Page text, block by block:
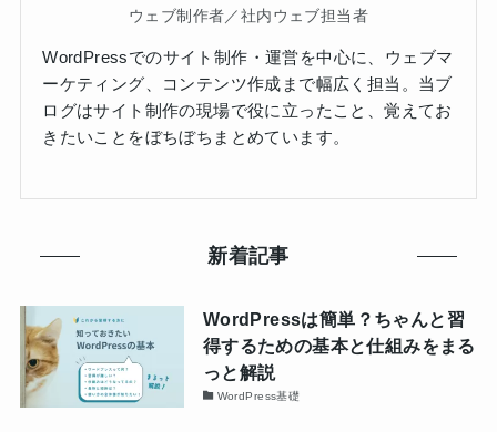
ウェブ制作者／社内ウェブ担当者
WordPressでのサイト制作・運営を中心に、ウェブマ
ーケティング、コンテンツ作成まで幅広く担当。当ブ
ログはサイト制作の現場で役に立ったこと、覚えてお
きたいことをぼちぼちまとめています。
新着記事
WordPressは簡単？ちゃんと習
得するための基本と仕組みをまる
っと解説
WordPress基礎